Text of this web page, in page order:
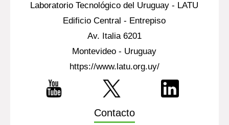
Laboratorio Tecnológico del Uruguay - LATU
Edificio Central - Entrepiso
Av. Italia 6201
Montevideo - Uruguay
https://www.latu.org.uy/
Contacto